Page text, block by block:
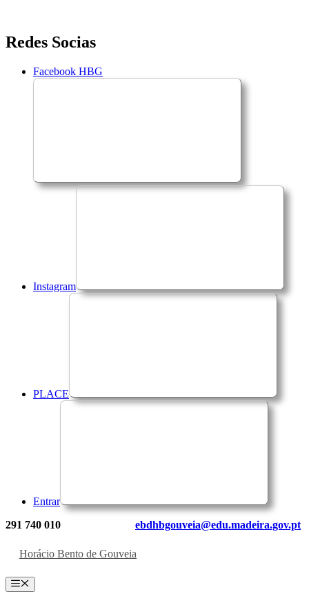
Saltar
para
conteúdo
Redes Socias
Facebook HBG
Instagram
PLACE
Entrar
291 740 010 ebdhbgouveia@edu.madeira.gov.pt
Horácio Bento de Gouveia
Menu